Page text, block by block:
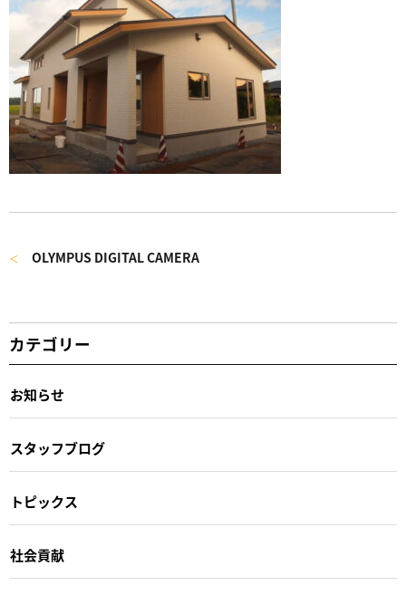
＜ OLYMPUS DIGITAL CAMERA
カテゴリー
お知らせ
スタッフブログ
トピックス
社会貢献